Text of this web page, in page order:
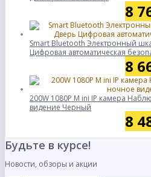
8
Smart Bluetooth Электронный
Цифровая автоматическая
8
200W 1080P M ini IP камера
видение Черный
8
Будьте в курсе!
Новости, обзоры и акции